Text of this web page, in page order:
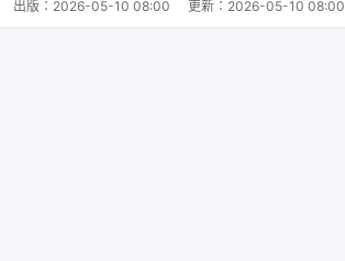
出版： 2026-05-10 08:00 更新： 2026-05-10 08:00